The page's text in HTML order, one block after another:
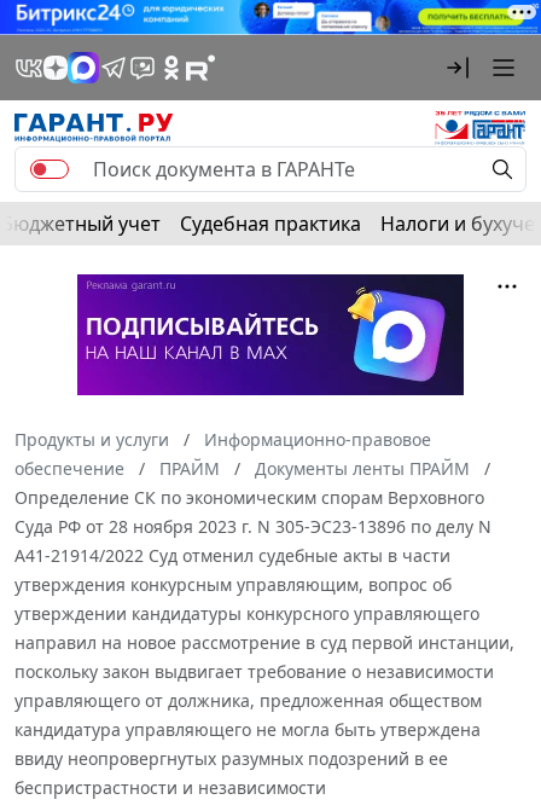
Бюджетный учет Судебная практика Налоги и
Продукты и услуги
Информационно-правовое
обеспечение
ПРАЙМ
Документы ленты ПРАЙМ
Определение СК по экономическим спорам Верховного
Суда РФ от 28 ноября 2023 г. N 305-ЭС23-13896 по делу N
А41-21914/2022 Суд отменил судебные акты в части
утверждения конкурсным управляющим, вопрос об
утверждении кандидатуры конкурсного управляющего
направил на новое рассмотрение в суд первой инстанции,
поскольку закон выдвигает требование о независимости
управляющего от должника, предложенная обществом
кандидатура управляющего не могла быть утверждена
ввиду неопровергнутых разумных подозрений в ее
беспристрастности и независимости